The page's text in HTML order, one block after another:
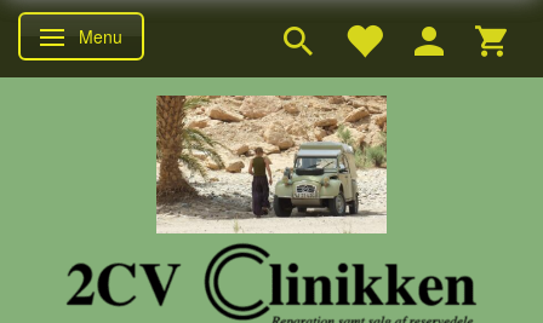
Skifte navigation
Menu